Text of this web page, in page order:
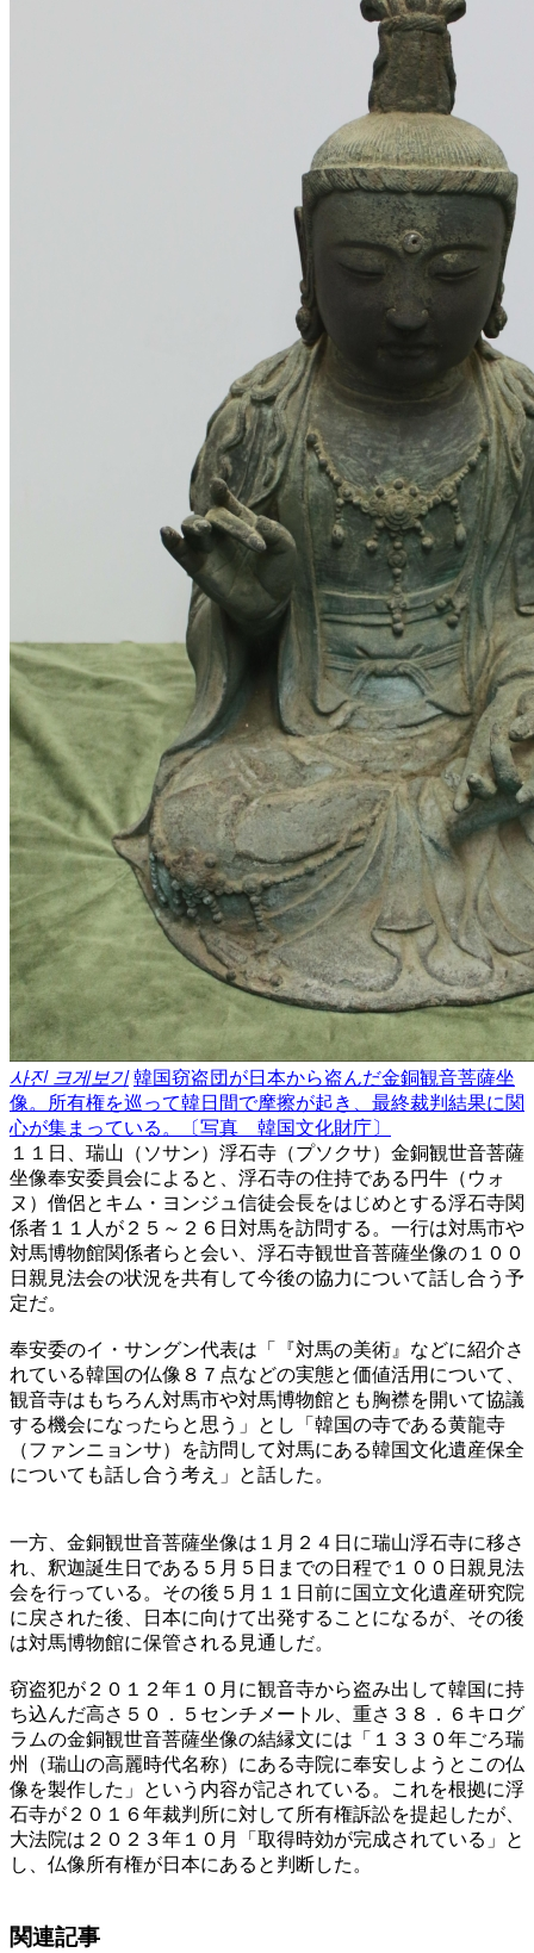
사진 크게보기 韓国窃盗団が日本から盗んだ金銅観音菩薩坐
像。所有権を巡って韓日間で摩擦が起き、最終裁判結果に関
心が集まっている。〔写真 韓国文化財庁〕
１１日、瑞山（ソサン）浮石寺（プソクサ）金銅観世音菩薩
坐像奉安委員会によると、浮石寺の住持である円牛（ウォ
ヌ）僧侶とキム・ヨンジュ信徒会長をはじめとする浮石寺関
係者１１人が２５～２６日対馬を訪問する。一行は対馬市や
対馬博物館関係者らと会い、浮石寺観世音菩薩坐像の１００
日親見法会の状況を共有して今後の協力について話し合う予
定だ。
奉安委のイ・サングン代表は「『対馬の美術』などに紹介さ
れている韓国の仏像８７点などの実態と価値活用について、
観音寺はもちろん対馬市や対馬博物館とも胸襟を開いて協議
する機会になったらと思う」とし「韓国の寺である黄龍寺
（ファンニョンサ）を訪問して対馬にある韓国文化遺産保全
についても話し合う考え」と話した。
一方、金銅観世音菩薩坐像は１月２４日に瑞山浮石寺に移さ
れ、釈迦誕生日である５月５日までの日程で１００日親見法
会を行っている。その後５月１１日前に国立文化遺産研究院
に戻された後、日本に向けて出発することになるが、その後
は対馬博物館に保管される見通しだ。
窃盗犯が２０１２年１０月に観音寺から盗み出して韓国に持
ち込んだ高さ５０．５センチメートル、重さ３８．６キログ
ラムの金銅観世音菩薩坐像の結縁文には「１３３０年ごろ瑞
州（瑞山の高麗時代名称）にある寺院に奉安しようとこの仏
像を製作した」という内容が記されている。これを根拠に浮
石寺が２０１６年裁判所に対して所有権訴訟を提起したが、
大法院は２０２３年１０月「取得時効が完成されている」と
し、仏像所有権が日本にあると判断した。
関連記事